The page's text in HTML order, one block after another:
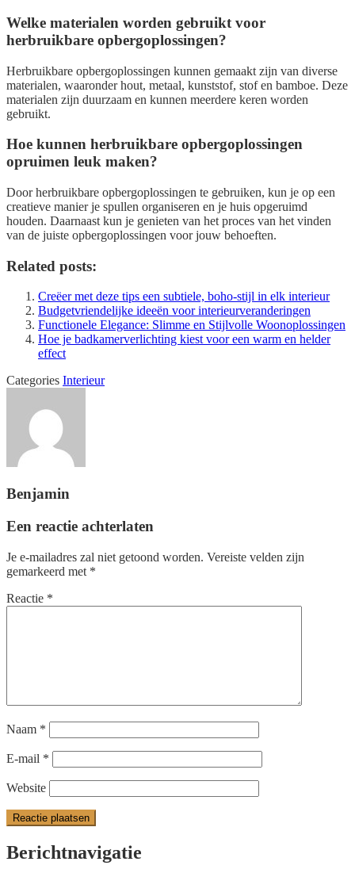
Welke materialen worden gebruikt voor
herbruikbare opbergoplossingen?
Herbruikbare opbergoplossingen kunnen gemaakt zijn van diverse
materialen, waaronder hout, metaal, kunststof, stof en bamboe. Deze
materialen zijn duurzaam en kunnen meerdere keren worden
gebruikt.
Hoe kunnen herbruikbare opbergoplossingen
opruimen leuk maken?
Door herbruikbare opbergoplossingen te gebruiken, kun je op een
creatieve manier je spullen organiseren en je huis opgeruimd
houden. Daarnaast kun je genieten van het proces van het vinden
van de juiste opbergoplossingen voor jouw behoeften.
Related posts:
Creëer met deze tips een subtiele, boho-stijl in elk interieur
Budgetvriendelijke ideeën voor interieurveranderingen
Functionele Elegance: Slimme en Stijlvolle Woonoplossingen
Hoe je badkamerverlichting kiest voor een warm en helder
effect
Categories Interieur
Benjamin
Een reactie achterlaten
Je e-mailadres zal niet getoond worden. Vereiste velden zijn
gemarkeerd met *
Reactie *
Naam *
E-mail *
Website
Berichtnavigatie